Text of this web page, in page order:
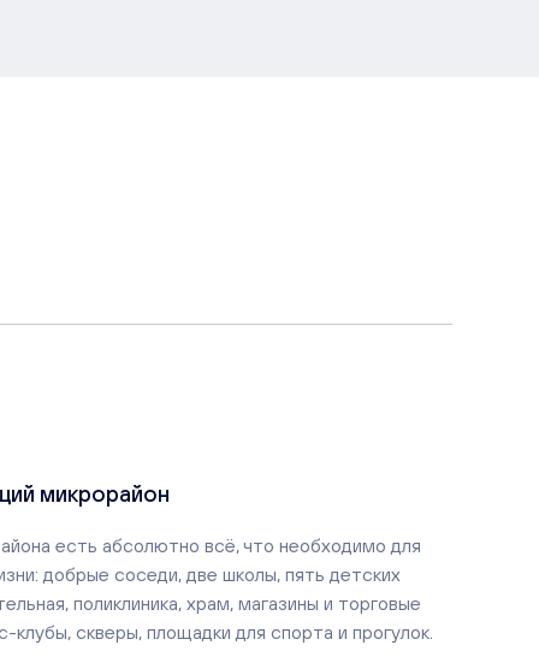
микрорайон
есть абсолютно всё, что необходимо для
добрые соседи, две школы, пять детских
поликлиника, храм, магазины и торговые
клубы, скверы, площадки для спорта и прогулок.